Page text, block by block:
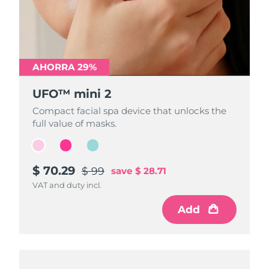
AHORRA 29%
UFO™ mini 2
Compact facial spa device that unlocks the
full value of masks.
$ 70.29 $ 99 save $ 28.71
VAT and duty incl.
Add
AHORRA 29%
UFO™ mini 2
Compact facial spa device that unlocks the
full value of masks.
$ 70.29 $ 99 save $ 28.71
VAT and duty incl.
Add
AHORRA 29%
UFO™ mini 2
Compact facial spa device that unlocks the
full value of masks.
$ 70.29 $ 99 save $ 28.71
VAT and duty incl.
Add